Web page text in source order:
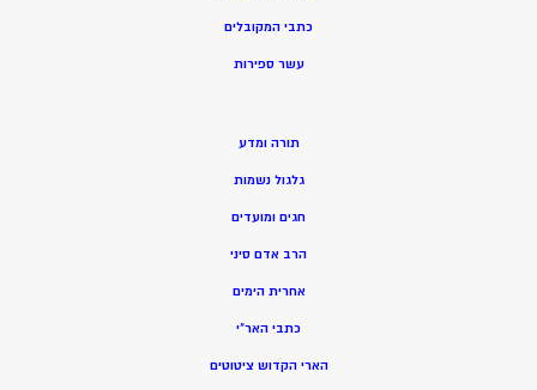
כתבי המקובלים
עשר ספירות
תורה ומדע
גלגול נשמות
חגים ומועדים
הרב אדם סיני
אחרית הימים
כתבי האר”י
הארי הקדוש ציטוטים